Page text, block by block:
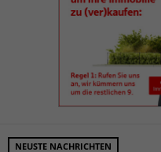
NEUSTE NACHRICHTEN